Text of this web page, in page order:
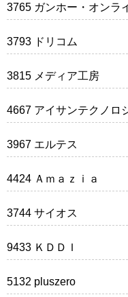
3765 ガンホー・オンラ
3793 ドリコム
3815 メディア工房
4667 アイサンテクノロ
3967 エルテス
4424 Ａｍａｚｉａ
3744 サイオス
9433 ＫＤＤＩ
5132 pluszero